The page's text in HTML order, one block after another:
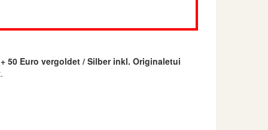
50 Euro vergoldet / Silber inkl. Originaletui